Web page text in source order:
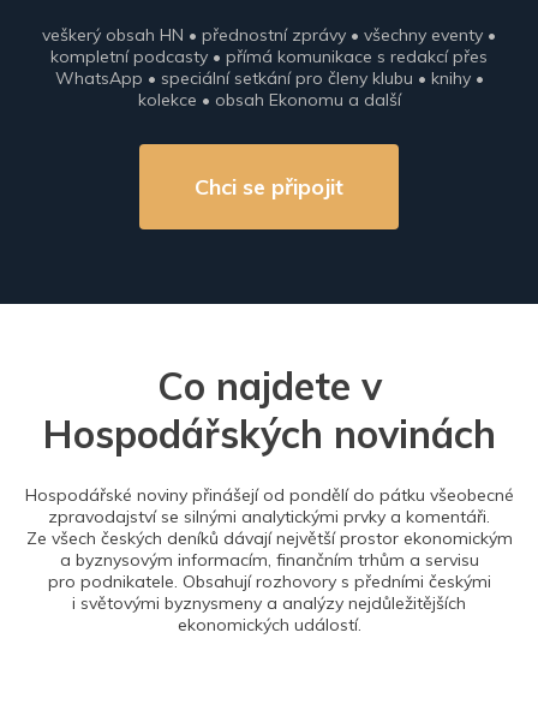
veškerý obsah HN • přednostní zprávy • všechny eventy •
kompletní podcasty • přímá komunikace s redakcí přes
WhatsApp • speciální setkání pro členy klubu • knihy •
kolekce • obsah Ekonomu a další
Chci se připojit
Co najdete v
Hospodářských novinách
Hospodářské noviny přinášejí od pondělí do pátku všeobecné
zpravodajství se silnými analytickými prvky a komentáři.
Ze všech českých deníků dávají největší prostor ekonomickým
a byznysovým informacím, finančním trhům a servisu
pro podnikatele. Obsahují rozhovory s předními českými
i světovými byznysmeny a analýzy nejdůležitějších
ekonomických událostí.